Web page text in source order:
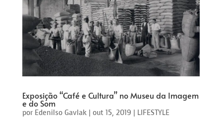
Exposição “Café e Cultura” no Museu da Imagem
e do Som
por Edenilso Gavlak| out 15, 2019 | LIFESTYLE